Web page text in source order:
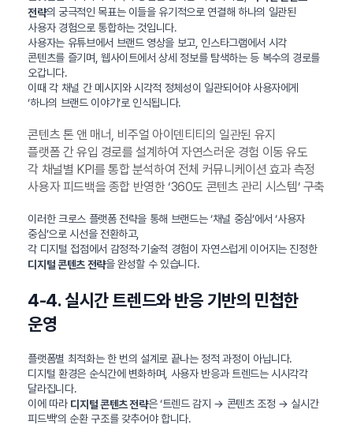
전략의 궁극적인 목표는 이들을 유기적으로 연결해 하나의 일관된
사용자 경험으로 통합하는 것입니다.
사용자는 유튜브에서 브랜드 영상을 보고, 인스타그램에서 시각
콘텐츠를 즐기며, 웹사이트에서 상세 정보를 탐색하는 등 복수의 경로를
오갑니다.
이때 각 채널 간 메시지와 시각적 정체성이 일관되어야 사용자에게
‘하나의 브랜드 이야기’로 인식됩니다.
콘텐츠 톤 앤 매너, 비주얼 아이덴티티의 일관된 유지
플랫폼 간 유입 경로를 설계하여 자연스러운 경험 이동 유도
각 채널별 KPI를 통합 분석하여 전체 커뮤니케이션 효과 측정
사용자 피드백을 종합 반영한 ‘360도 콘텐츠 관리 시스템’ 구축
이러한 크로스 플랫폼 전략을 통해 브랜드는 ‘채널 중심’에서 ‘사용자
중심’으로 시선을 전환하고,
각 디지털 접점에서 감정적·기술적 경험이 자연스럽게 이어지는 진정한
디지털 콘텐츠 전략을 완성할 수 있습니다.
4-4. 실시간 트렌드와 반응 기반의 민첩한
운영
플랫폼별 최적화는 한 번의 설계로 끝나는 정적 과정이 아닙니다.
디지털 환경은 순식간에 변화하며, 사용자 반응과 트렌드는 시시각각
달라집니다.
이에 따라 디지털 콘텐츠 전략은 ‘트렌드 감지 → 콘텐츠 조정 → 실시간
피드백’의 순환 구조를 갖추어야 합니다.